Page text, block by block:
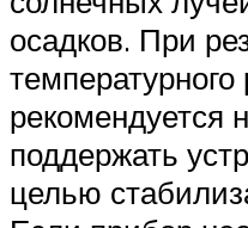
осадков. При
рекомендуется
поддержать
целью